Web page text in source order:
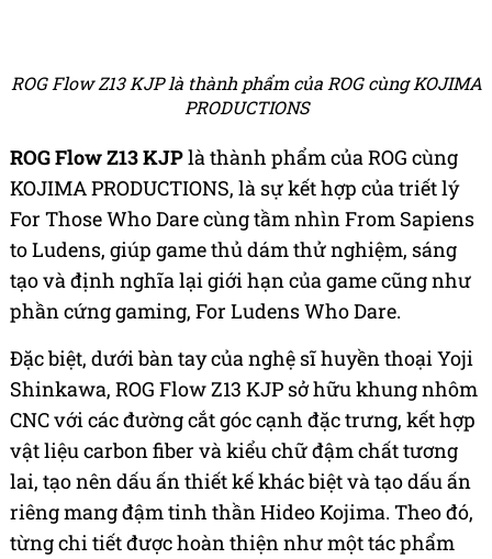
ROG Flow Z13 KJP là thành phẩm của ROG cùng KOJIMA
PRODUCTIONS
ROG Flow Z13 KJPlà thành phẩm của ROG cùng
KOJIMA PRODUCTIONS, là sự kết hợp của triết lý
For Those Who Dare cùng tầm nhìn From Sapiens
to Ludens, giúp game thủ dám thử nghiệm, sáng
tạo và định nghĩa lại giới hạn của game cũng như
phần cứng gaming, For Ludens Who Dare.
Đặc biệt, dưới bàn tay của nghệ sĩ huyền thoại Yoji
Shinkawa, ROG Flow Z13 KJP sở hữu khung nhôm
CNC với các đường cắt góc cạnh đặc trưng, kết hợp
vật liệu carbon fiber và kiểu chữ đậm chất tương
lai, tạo nên dấu ấn thiết kế khác biệt và tạo dấu ấn
riêng mang đậm tinh thần Hideo Kojima. Theo đó,
từng chi tiết được hoàn thiện như một tác phẩm